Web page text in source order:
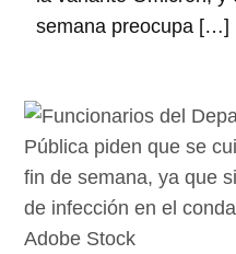
semana preocupa […]